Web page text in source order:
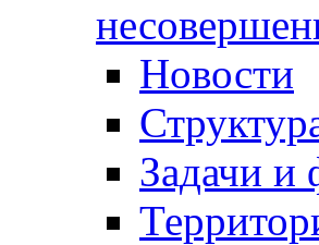
Новости
Задачи и